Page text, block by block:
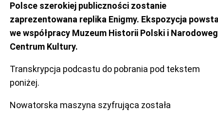
Polsce szerokiej publiczności zostanie
zaprezentowana replika Enigmy. Ekspozycja
we współpracy Muzeum Historii Polski i
Centrum Kultury.
Transkrypcja podcastu do pobrania pod tekstem
poniżej.
Nowatorska maszyna szyfrująca została